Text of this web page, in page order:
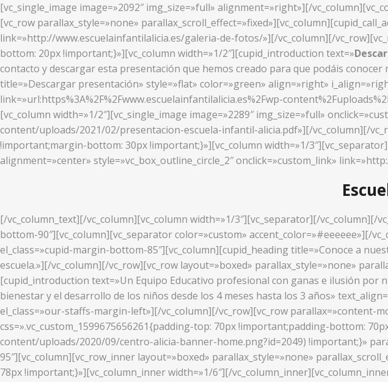
[vc_single_image image=»2092″ img_size=»full» alignment=»right»][/
[vc_row parallax_style=»none»
link=»http://www.escuelainfantilalicia.es/galeria-de-fotos/»][/vc_column][/
bottom: 20px !important;}»][vc_column width=»1/2″][cupid_introduction text=»
contacto y descargar esta presentación que hemos creado para que podáis
title=»Descargar presentación» style=»flat» color=»green» align=»right»
link=»url:https%3A%2F%2Fwww.escuelainfantilalicia.es%2Fwp-
[vc_column width=»1/2″][vc_single_image image=»2289″ img_size=»full»
content/uploads/2021/02/presentacion-escuela-infantil-alicia.pdf»][/vc_column][/
!important;margin-bottom: 30px !important;}»][vc_column width=»1/
alignment=»center» style=»vc_box_outline_circle_2″ onclick=»custom_link»
[/vc_column_text][/vc_column][vc_column width=»1/3″][vc_separator][/vc_column][/
bottom-90″][vc_column][vc_separator color=»custom» accent_color=»#eeeeee»][/
el_class=»cupid-margin-bottom-85″][vc_column][cupid_heading title=»Conoce a
escuela.»][/vc_column][/vc_row][vc_row layout=»boxed» parallax_style=»none»
[cupid_introduction text=»Un Equipo Educativo profesional con ganas e ilusión por
bienestar y el desarrollo de los niños desde los 4 meses hasta los 3 años»
el_class=»our-staffs-margin-left»][/vc_column][/vc_row][vc_row parallax=»content-
css=».vc_custom_1599675656261{padding-top: 70px !important;padding-bottom:
content/uploads/2020/09/centro-alicia-banner-home.png?id=2049) !important;}»
95″][vc_column][vc_row_inner layout=»boxed» parallax_style=»none»
78px !important;}»][vc_column_inner width=»1/6″][/